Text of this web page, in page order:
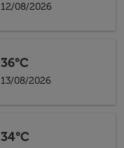
12/08/2026
36°C
13/08/2026
34°C